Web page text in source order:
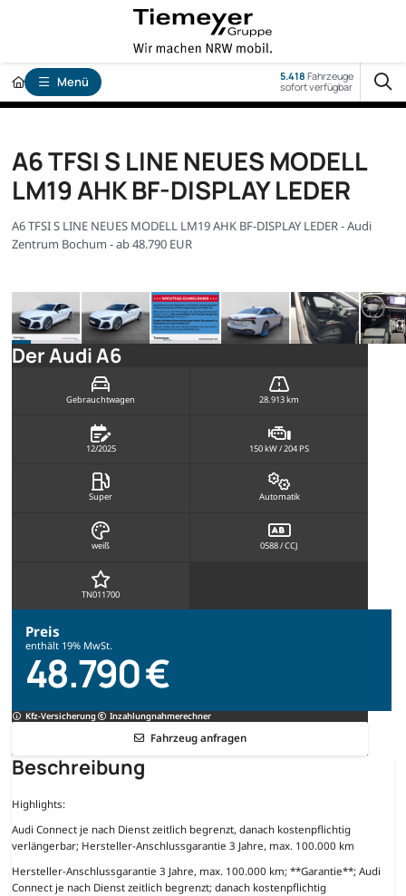
Menü 5.418 Fahrzeuge
sofort verfügbar
A6 TFSI S LINE NEUES MODELL
LM19 AHK BF-DISPLAY LEDER
A6 TFSI S LINE NEUES MODELL LM19 AHK BF-DISPLAY LEDER - Audi
Zentrum Bochum - ab 48.790 EUR
Der Audi A6
Gebrauchtwagen 28.913 km
12/2025 150 kW / 204 PS
Super Automatik
weiß 0588 / CCJ
TN011700
Preis
enthält 19% MwSt.
48.790 €
Kfz-Versicherung Inzahlungnahmerechner
Fahrzeug anfragen
Beschreibung
Highlights:
Audi Connect je nach Dienst zeitlich begrenzt, danach kostenpflichtig
verlängerbar; Hersteller-Anschlussgarantie 3 Jahre, max. 100.000 km
Hersteller-Anschlussgarantie 3 Jahre, max. 100.000 km; **Garantie**; Audi
Connect je nach Dienst zeitlich begrenzt; danach kostenpflichtig